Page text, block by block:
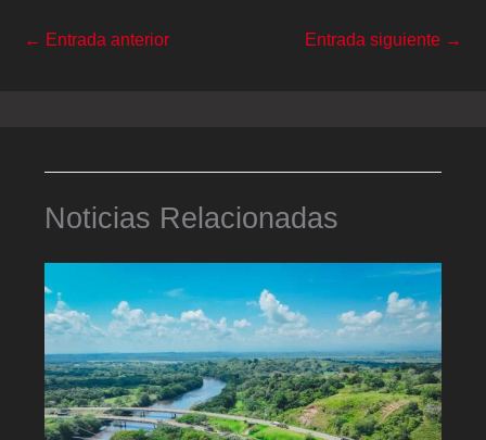
← Entrada anterior Entrada siguiente →
Noticias Relacionadas